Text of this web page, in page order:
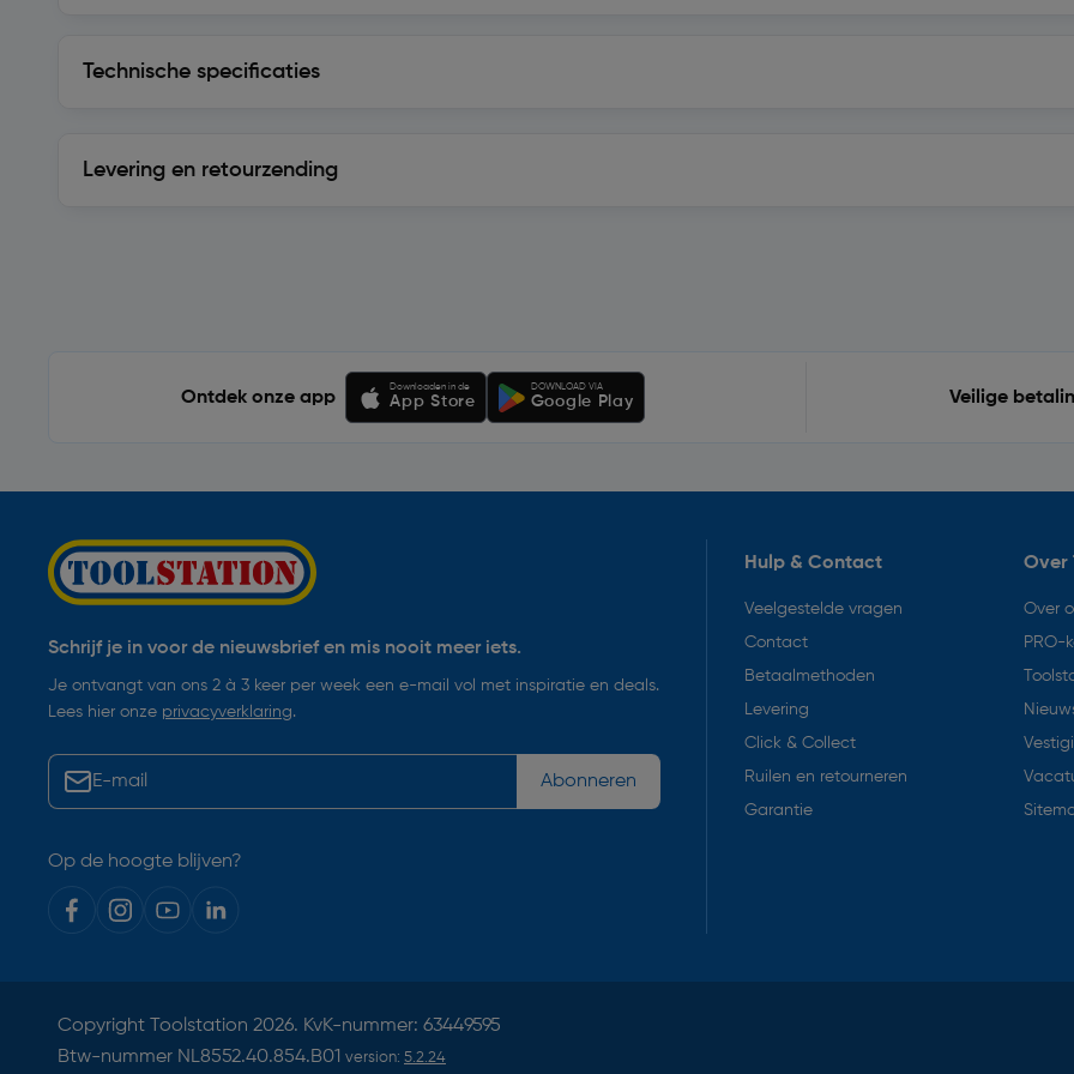
Technische specificaties
Levering en retourzending
Ontdek onze app
Downloaden in de
App Store
DOWNLOAD VIA
Google Play Veilige
Schrijf je in voor de nieuwsbrief en mis nooit meer iets.
Je ontvangt van ons 2 à 3 keer per week een e-mail vol met inspiratie en deals.
Lees hier onze privacyverklaring.
Abonneren
Op de hoogte blijven?
Hulp & Contact
Veelgestelde vragen
Contact
Betaalmethoden
Levering
Click & Collect
Ruilen en retourneren
Garantie
Over
Over
PRO-
Copyright Toolstation 2026. KvK-nummer: 63449595
Btw-nummer NL8552.40.854.B01 version: 5.2.24